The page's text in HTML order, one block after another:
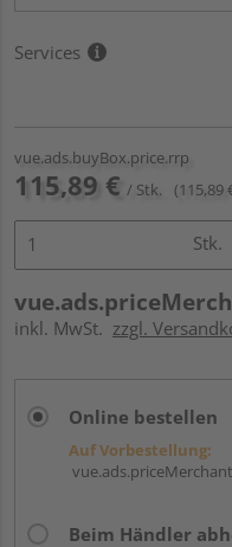
Services
vue.ads.buyBox.price.rrp
115,89 € / Stk. (115,89
Stk.
inkl. MwSt. zzgl.
Online bestellen
Auf Vorbestellung:
Beim Händler